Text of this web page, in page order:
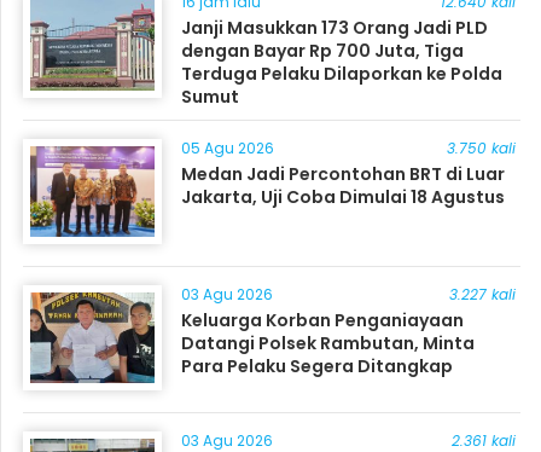
Janji Masukkan 173 Orang Jadi PLD
dengan Bayar Rp 700 Juta, Tiga
Terduga Pelaku Dilaporkan ke Polda
Sumut
05 Agu 2026 3.750 kali
Medan Jadi Percontohan BRT di Luar
Jakarta, Uji Coba Dimulai 18 Agustus
03 Agu 2026 3.227 kali
Keluarga Korban Penganiayaan
Datangi Polsek Rambutan, Minta
Para Pelaku Segera Ditangkap
03 Agu 2026 2.361 kali